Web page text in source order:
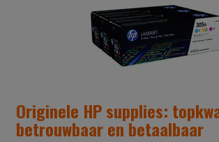
Originele HP supplies:
betrouwbaar en betaalbaar